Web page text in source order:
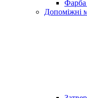
Фарба
Допоміжні